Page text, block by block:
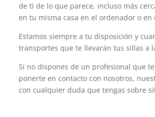
de ti de lo que parece, incluso más
en tu misma casa en el ordenador o en
Estamos siempre a tu disposición y
transportes que te llevarán tus sillas a
Si no dispones de un profesional que
ponerte en contacto con nosotros,
con cualquier duda que tengas sobre